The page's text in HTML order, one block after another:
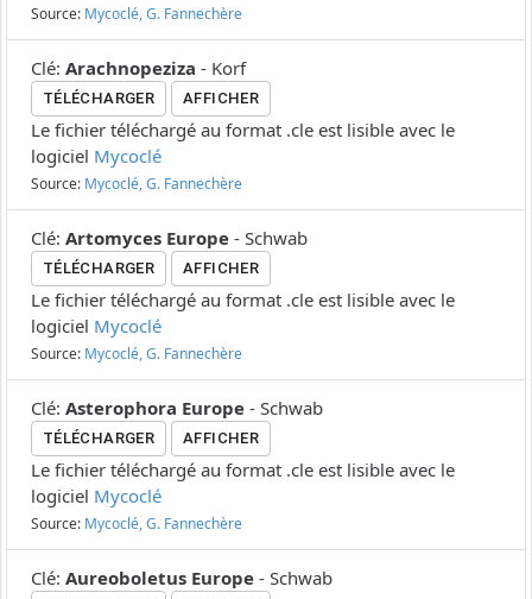
Source: Mycoclé, G. Fannechère
Clé: Arachnopeziza - Korf
TÉLÉCHARGER AFFICHER
Le fichier téléchargé au format .cle est lisible avec le
logiciel Mycoclé
Source: Mycoclé, G. Fannechère
Clé: Artomyces Europe - Schwab
TÉLÉCHARGER AFFICHER
Le fichier téléchargé au format .cle est lisible avec le
logiciel Mycoclé
Source: Mycoclé, G. Fannechère
Clé: Asterophora Europe - Schwab
TÉLÉCHARGER AFFICHER
Le fichier téléchargé au format .cle est lisible avec le
logiciel Mycoclé
Source: Mycoclé, G. Fannechère
Clé: Aureoboletus Europe - Schwab